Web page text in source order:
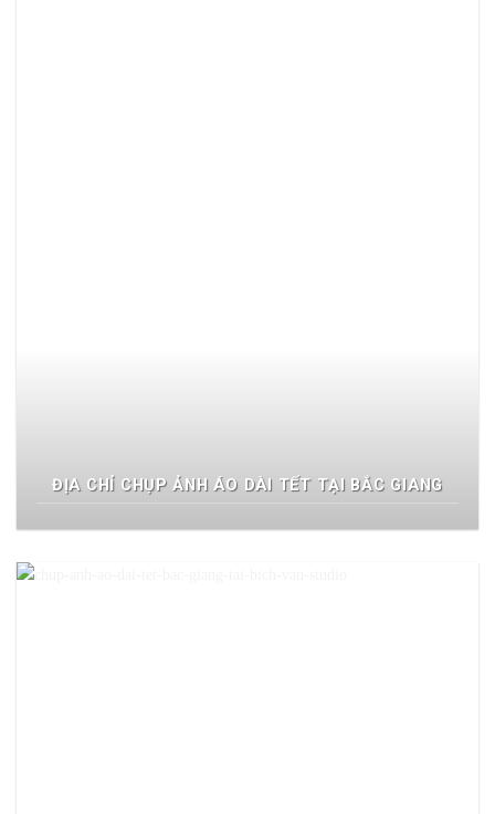
ĐỊA CHỈ CHỤP ẢNH ÁO DÀI TẾT TẠI BẮC GIANG